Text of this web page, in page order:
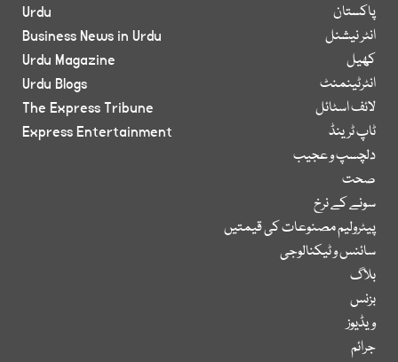
پاکستان
انٹر نیشنل
کھیل
انٹرٹینمنٹ
لائف اسٹائل
ٹاپ ٹرینڈ
دلچسپ و عجیب
صحت
سونے کے نرخ
پیٹرولیم مصنوعات کی قیمتیں
سائنس و ٹیکنالوجی
بلاگ
بزنس
ویڈیوز
جرائم
Urdu
Business News in Urdu
Urdu Magazine
Urdu Blogs
The Express Tribune
Express Entertainment